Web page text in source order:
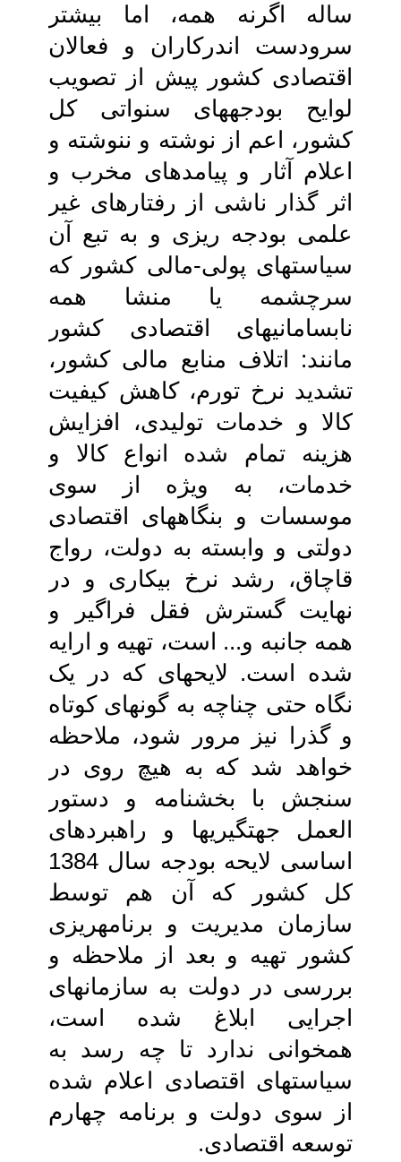
ساله اگرنه همه، اما بیشتر
سرودست اندرکاران و فعالان
اقتصادی‏ کشور پیش از تصویب
لوایح بودجه‏های‏ سنواتی کل
کشور، اعم از نوشته و ننوشته و
اعلام آثار و پیامدهای مخرب و
اثر گذار ناشی‏ از رفتارهای غیر
علمی بودجه ریزی و به تبع‏ آن
سیاست‏های پولی-مالی کشور که‏
سرچشمه یا منشا همه
نابسامانی‏های اقتصادی‏ کشور
مانند: اتلاف منابع مالی کشور،
تشدید نرخ تورم، کاهش کیفیت
کالا و خدمات‏ تولیدی، افزایش
هزینه تمام شده انواع کالا و
خدمات، به ویژه از سوی
موسسات و بنگاه‏های اقتصادی
دولتی و وابسته به دولت، رواج
قاچاق، رشد نرخ بیکاری و در
نهایت‏ گسترش فقل فراگیر و
همه جانبه و... است، تهیه و ارایه
شده است. لایحه‏ای که در یک‏
نگاه حتی چناچه به گونه‏ای کوتاه
و گذرا نیز مرور شود، ملاحظه
خواهد شد که به هیچ‏ روی در
سنجش با بخشنامه و دستور
العمل‏ جهتگیری‏ها و راهبردهای
اساسی لایحه‏ بودجه سال 1384
کل کشور که آن هم توسط
سازمان مدیریت و برنامه‏ریزی
کشور تهیه و بعد از ملاحظه و
بررسی در دولت به‏ سازمان‏های
اجرایی ابلاغ شده است،
همخوانی ندارد تا چه رسد به
سیاست‏های‏ اقتصادی اعلام شده
از سوی دولت و برنامه‏ چهارم
توسعه اقتصادی.